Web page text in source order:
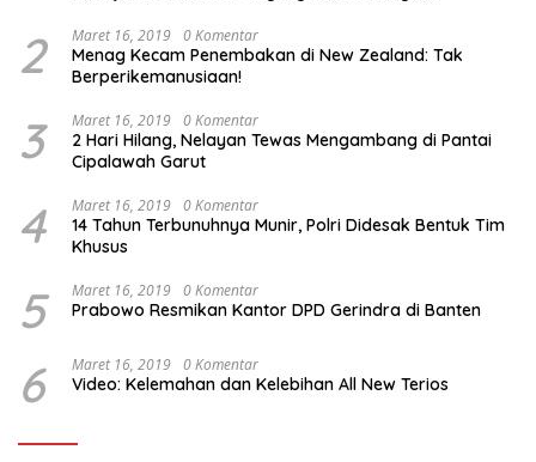
2 Maret 16, 2019 0 Komentar
Menag Kecam Penembakan di New Zealand: Tak
Berperikemanusiaan!
3 Maret 16, 2019 0 Komentar
2 Hari Hilang, Nelayan Tewas Mengambang di Pantai
Cipalawah Garut
4 Maret 16, 2019 0 Komentar
14 Tahun Terbunuhnya Munir, Polri Didesak Bentuk Tim
Khusus
5 Maret 16, 2019 0 Komentar
Prabowo Resmikan Kantor DPD Gerindra di Banten
6 Maret 16, 2019 0 Komentar
Video: Kelemahan dan Kelebihan All New Terios